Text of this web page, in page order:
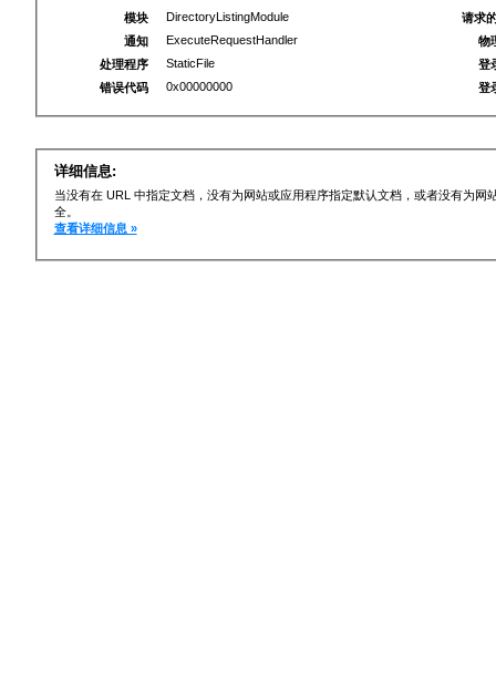
模块
DirectoryListingModule
通知
ExecuteRequestHandler
处理程序
StaticFile
错误代码
0x00000000
请求
物
登
登
详细信息:
当没有在 URL 中指定文档，没有为网站或应用程序指定默认文档，或者没有为
全。
查看详细信息 »